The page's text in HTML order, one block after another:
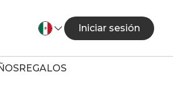
Iniciar sesión
REGALOS